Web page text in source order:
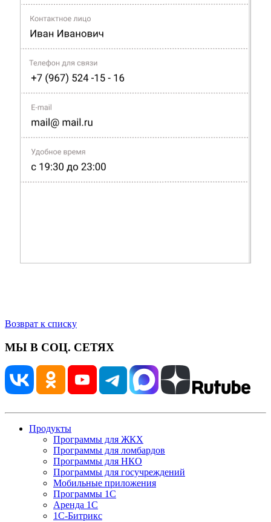
Возврат к списку
МЫ В СОЦ. СЕТЯХ
Продукты
Программы для ЖКХ
Программы для ломбардов
Программы для НКО
Программы для госучреждений
Мобильные приложения
Программы 1С
Аренда 1С
1С-Битрикс